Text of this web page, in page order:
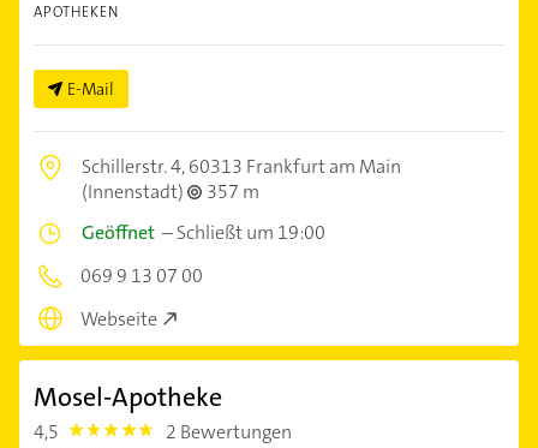
APOTHEKEN
E-Mail
Schillerstr. 4,60313 Frankfurt am Main
(Innenstadt)
357 m
Geöffnet –Schließt um 19:00
069 9 13 07 00
Webseite
Mosel-Apotheke
4,5 4.5 2 Bewertungen